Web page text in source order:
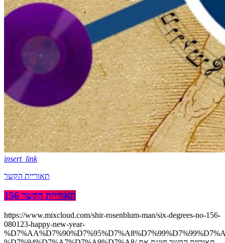
insert_link
תאוריית הקשר
תאוריית הקשר 156
https://www.mixcloud.com/shir-rosenblum-man/six-degrees-no-156-
080123-happy-new-year-